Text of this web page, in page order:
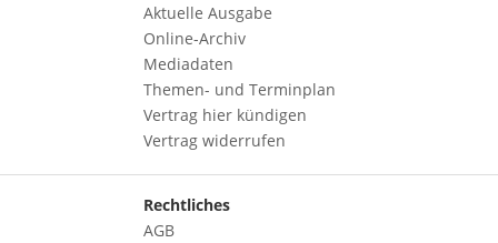
Aktuelle Ausgabe
Online-Archiv
Mediadaten
Themen- und Terminplan
Vertrag hier kündigen
Vertrag widerrufen
Rechtliches
AGB